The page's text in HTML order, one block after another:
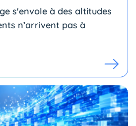
s'envole à des altitudes
n’arrivent pas à